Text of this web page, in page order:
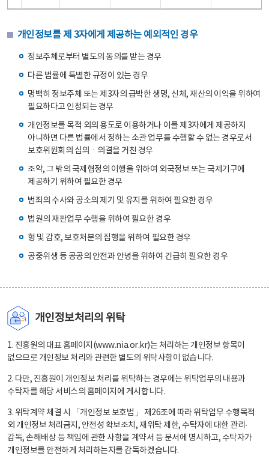
개인정보를 제 3자에게 제공하는 예외적인 경우
정보주체로부터 별도의 동의를 받는 경우
다른 법률에 특별한 규정이 있는 경우
명백히 정보주체 또는 제3자의 급박한 생명, 신체, 재산의 이익을 위하여
필요하다고 인정되는 경우
개인정보를 목적 외의 용도로 이용하거나 이를 제3자에게 제공하지
아니하면 다른 법률에서 정하는 소관 업무를 수행할 수 없는 경우로서
보호위원회의 심의ㆍ의결을 거친 경우
조약, 그 밖의 국제협정의 이행을 위하여 외국정보 또는 국제기구에
제공하기 위하여 필요한 경우
범죄의 수사와 공소의 제기 및 유지를 위하여 필요한 경우
법원의 재판업무 수행을 위하여 필요한 경우
형 및 감호, 보호처분의 집행을 위하여 필요한 경우
공중위생 등 공공의 안전과 안녕을 위하여 긴급히 필요한 경우
개인정보처리의 위탁
1. 진흥원의 대표 홈페이지(www.nia.or.kr)는 처리하는 개인정보 항목이
없으므로 개인정보 처리와 관련한 별도의 위탁사항이 없습니다.
2. 다만, 진흥원이 개인정보 처리를 위탁하는 경우에는 위탁업무의 내용과
수탁자를 해당 서비스의 홈페이지에 게시합니다.
3. 위탁계약 체결 시 「개인정보 보호법」 제26조에 따라 위탁업무 수행목적
외 개인정보 처리금지, 안전성 확보조치, 재위탁 제한, 수탁자에 대한 관리·
감독, 손해배상 등 책임에 관한 사항을 계약서 등 문서에 명시하고, 수탁자가
개인정보를 안전하게 처리하는지를 감독하겠습니다.